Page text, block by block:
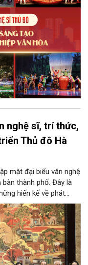
một trung tâm sáng tạo
nghệ sĩ, trí thức,
Thủ đô Hà
mặt đại biểu văn nghệ
thành phố. Đây là
hiến kế về phát
tạo, công nghiệp văn
phần tạo động lực
Thủ đô.